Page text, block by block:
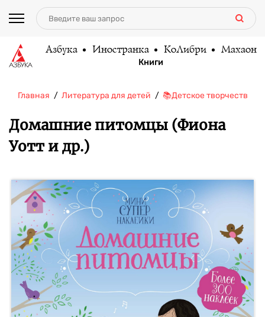
Азбука Иностранка КоЛибри Махаон
Книги
Главная Литература для детей 📚Детское творчество и
Домашние питомцы (Фиона
Уотт и др.)